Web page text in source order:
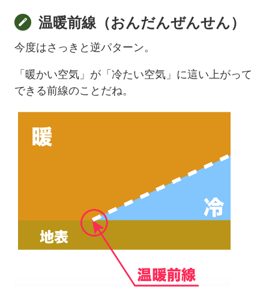
温暖前線（おんだんぜんせん）
今度はさっきと逆パターン。
「暖かい空気」が「冷たい空気」に這い上がって
できる前線のことだね。